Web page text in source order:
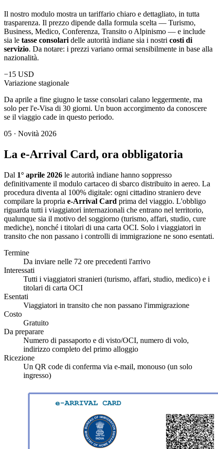
Il nostro modulo mostra un tariffario chiaro e dettagliato, in tutta
trasparenza. Il prezzo dipende dalla formula scelta — Turismo,
Business, Medico, Conferenza, Transito o Alpinismo — e include
sia le tasse consolari delle autorità indiane sia i nostri costi di
servizio. Da notare: i prezzi variano ormai sensibilmente in base alla
nazionalità.
−15 USD
Variazione stagionale
Da aprile a fine giugno le tasse consolari calano leggermente, ma
solo per l'e-Visa di 30 giorni. Un buon accorgimento da conoscere
se il viaggio cade in questo periodo.
05 · Novità 2026
La e-Arrival Card, ora obbligatoria
Dal 1° aprile 2026 le autorità indiane hanno soppresso
definitivamente il modulo cartaceo di sbarco distribuito in aereo. La
procedura diventa al 100% digitale: ogni cittadino straniero deve
compilare la propria e-Arrival Card prima del viaggio. L'obbligo
riguarda tutti i viaggiatori internazionali che entrano nel territorio,
qualunque sia il motivo del soggiorno (turismo, affari, studio, cure
mediche), nonché i titolari di una carta OCI. Solo i viaggiatori in
transito che non passano i controlli di immigrazione ne sono esentati.
Termine
Da inviare nelle 72 ore precedenti l'arrivo
Interessati
Tutti i viaggiatori stranieri (turismo, affari, studio, medico) e i
titolari di carta OCI
Esentati
Viaggiatori in transito che non passano l'immigrazione
Costo
Gratuito
Da preparare
Numero di passaporto e di visto/OCI, numero di volo,
indirizzo completo del primo alloggio
Ricezione
Un QR code di conferma via e-mail, monouso (un solo
ingresso)